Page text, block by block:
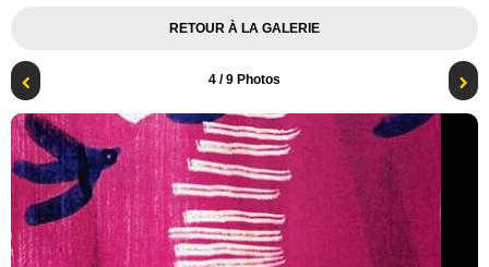
RETOUR À LA GALERIE
4 / 9 Photos